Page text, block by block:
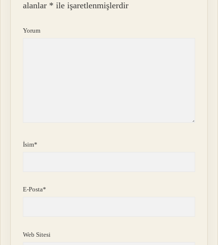
alanlar * ile işaretlenmişlerdir
Yorum
İsim*
E-Posta*
Web Sitesi